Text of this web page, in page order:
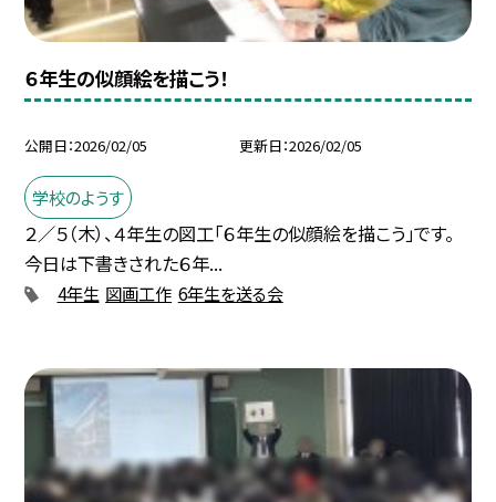
６年生の似顔絵を描こう！
公開日 2026/02/05 更新日 2026/02/05
学校のようす
２／５（木）、４年生の図工「６年生の似顔絵を描こう」です。
今日は下書きされた６年...
4年生 図画工作 6年生を送る会